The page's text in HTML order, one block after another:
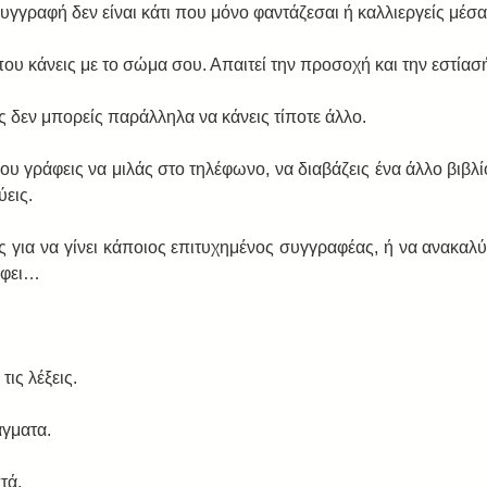
δεν είναι κάτι που μόνο φαντάζεσαι ή καλλιεργείς
κάνεις με το σώμα σου. Απαιτεί την προσοχή και την
δεν μπορείς παράλληλα να κάνεις τίποτε άλλο.
γράφεις να μιλάς στο τηλέφωνο, να διαβάζεις ένα άλλο
για να γίνει κάποιος επιτυχημένος συγγραφέας, ή να
λέξεις.